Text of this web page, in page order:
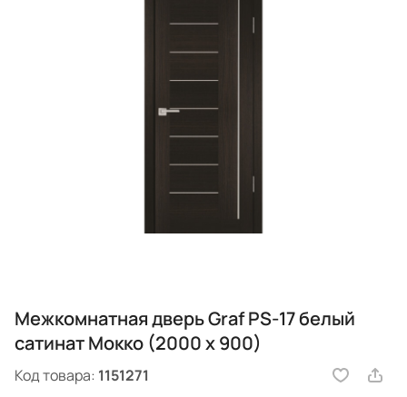
Межкомнатная дверь Graf PS-17 белый
сатинат Мокко (2000 х 900)
Код товара: 1151271